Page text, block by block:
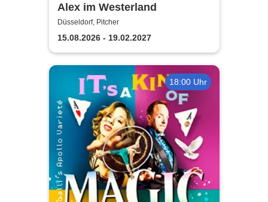
Alex im Westerland
Düsseldorf, Pitcher
15.08.2026 - 19.02.2027
18:00 Uhr